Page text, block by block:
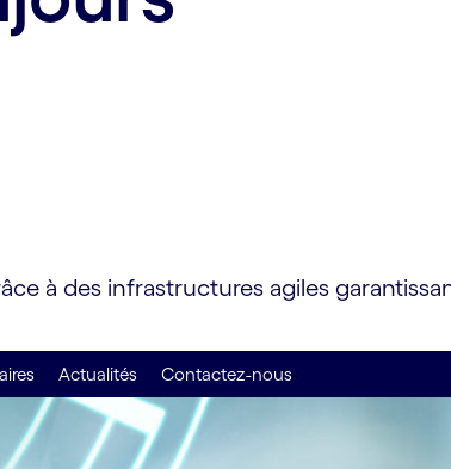
à des infrastructures agiles
Actualités Contactez-nous